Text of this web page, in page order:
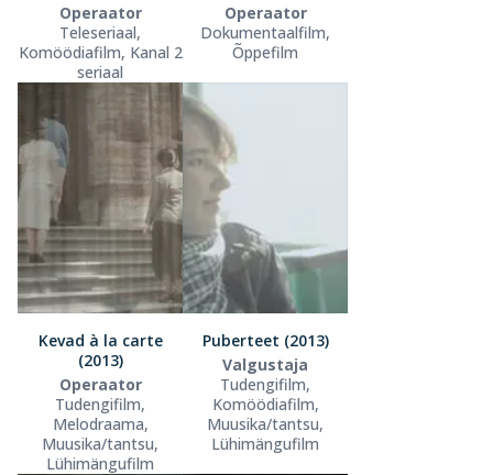
Operaator
Teleseriaal,
Komöödiafilm, Kanal 2
seriaal
Operaator
Dokumentaalfilm,
Õppefilm
Kevad à la carte
(2013)
Operaator
Tudengifilm,
Melodraama,
Muusika/tantsu,
Lühimängufilm
Puberteet (2013)
Valgustaja
Tudengifilm,
Komöödiafilm,
Muusika/tantsu,
Lühimängufilm